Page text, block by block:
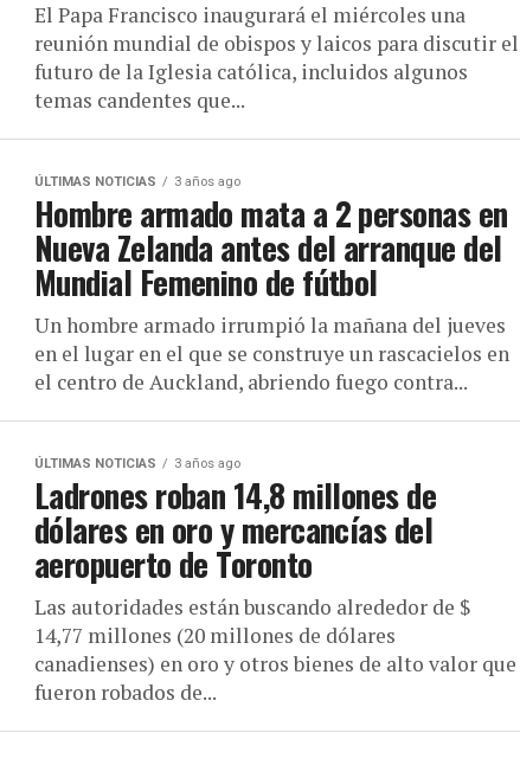
El Papa Francisco inaugurará el miércoles una
reunión mundial de obispos y laicos para discutir el
futuro de la Iglesia católica, incluidos algunos
temas candentes que...
ÚLTIMAS NOTICIAS 3 años ago
Hombre armado mata a 2 personas en
Nueva Zelanda antes del arranque del
Mundial Femenino de fútbol
Un hombre armado irrumpió la mañana del jueves
en el lugar en el que se construye un rascacielos en
el centro de Auckland, abriendo fuego contra...
ÚLTIMAS NOTICIAS 3 años ago
Ladrones roban 14,8 millones de
dólares en oro y mercancías del
aeropuerto de Toronto
Las autoridades están buscando alrededor de $
14,77 millones (20 millones de dólares
canadienses) en oro y otros bienes de alto valor que
fueron robados de...